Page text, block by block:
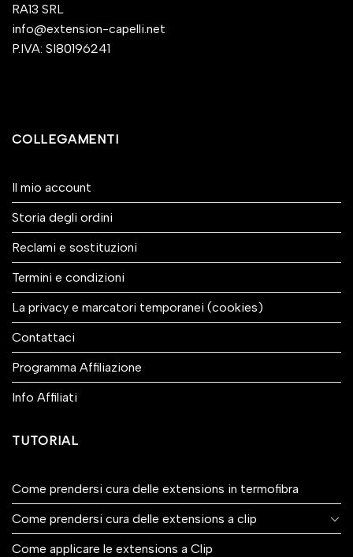
RA13 SRL
info@extension-capelli.net
P.IVA: SI80196241
COLLEGAMENTI
Il mio account
Storia degli ordini
Reclami e sostituzioni
Termini e condizioni
La privacy e marcatori temporanei (cookies)
Contattaci
Programma Affiliazione
Info Affiliati
TUTORIAL
Come prendersi cura delle extensions in termofibra
Come prendersi cura delle extensions a clip
Come applicare le extensions a Clip